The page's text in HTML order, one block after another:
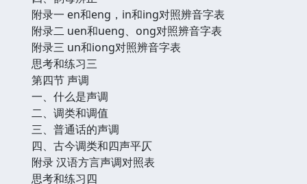
附录一 en和eng，in和ing对照辨音字表
附录二 uen和ueng、ong对照辨音字表
附录三 un和iong对照辨音字表
思考和练习三
第四节 声调
一、什么是声调
二、调类和调值
三、普通话的声调
四、古今调类和四声平仄
附录 汉语方言声调对照表
思考和练习四